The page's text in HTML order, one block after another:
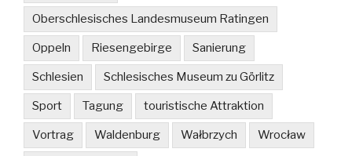
Oberschlesisches Landesmuseum Ratingen
Oppeln Riesengebirge Sanierung
Schlesien Schlesisches Museum zu Görlitz
Sport Tagung touristische Attraktion
Vortrag Waldenburg Wałbrzych Wrocław